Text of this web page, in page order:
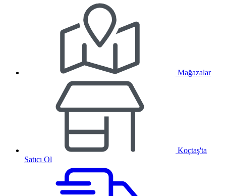
Mağazalar
Koçtaş'ta
Satıcı Ol